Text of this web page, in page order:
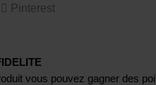
Pinterest
vous pouvez gagner des